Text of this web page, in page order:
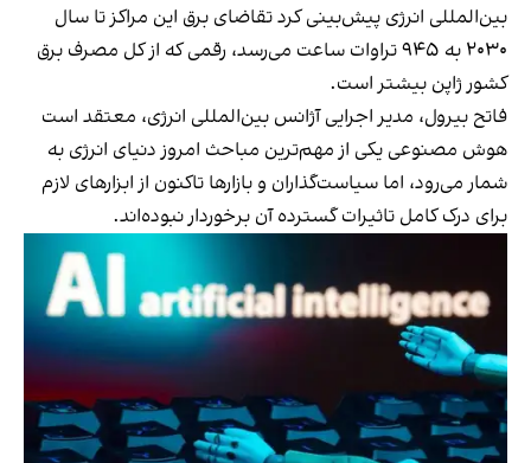
بین‌المللی انرژی پیش‌بینی کرد تقاضای برق این مراکز تا سال
۲۰۳۰ به ۹۴۵ تراوات ساعت می‌رسد، رقمی که از کل مصرف برق
کشور ژاپن بیشتر است.
فاتح بیرول، مدیر اجرایی آژانس بین‌المللی انرژی، معتقد است
هوش مصنوعی یکی از مهم‌ترین مباحث امروز دنیای انرژی به
شمار می‌رود، اما سیاست‌گذاران و بازارها تاکنون از ابزارهای لازم
برای درک کامل تاثیرات گسترده آن برخوردار نبوده‌اند.